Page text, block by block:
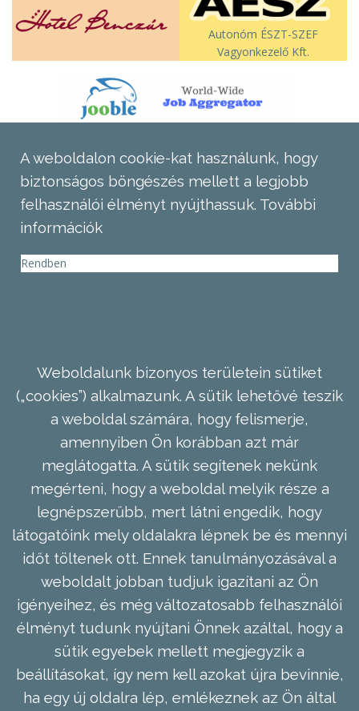
Autonóm ÉSZT-SZEF
Vagyonkezelő Kft.
A weboldalon cookie-kat használunk, hogy
biztonságos böngészés mellett a legjobb
felhasználói élményt nyújthassuk. További
információk
Rendben
Weboldalunk bizonyos területein sütiket
(„cookies”) alkalmazunk. A sütik lehetővé teszik
a weboldal számára, hogy felismerje,
amennyiben Ön korábban azt már
meglátogatta. A sütik segítenek nekünk
megérteni, hogy a weboldal melyik része a
legnépszerűbb, mert látni engedik, hogy
látogatóink mely oldalakra lépnek be és mennyi
időt töltenek ott. Ennek tanulmányozásával a
weboldalt jobban tudjuk igazítani az Ön
igényeihez, és még változatosabb felhasználói
élményt tudunk nyújtani Önnek azáltal, hogy a
sütik egyebek mellett megjegyzik a
beállításokat, így nem kell azokat újra bevinnie,
ha egy új oldalra lép, emlékeznek az Ön által